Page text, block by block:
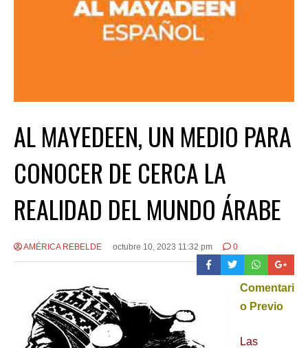
AL MAYEDEEN, UN MEDIO PARA
CONOCER DE CERCA LA
REALIDAD DEL MUNDO ÁRABE
AMÉRICA REBELDE octubre 10, 2023 11:32 pm 0
Comentari
o Previo
Las